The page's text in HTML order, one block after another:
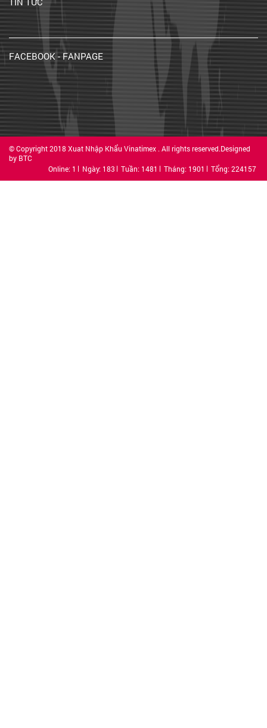
FACEBOOK - FANPAGE
© Copyright 2018 Xuat Nhập Khẩu Vinatimex . All rights reserved.Designed
by BTC
Online: 1
Ngày: 183 Tuần: 1481 Tháng: 1901 Tổng: 224157